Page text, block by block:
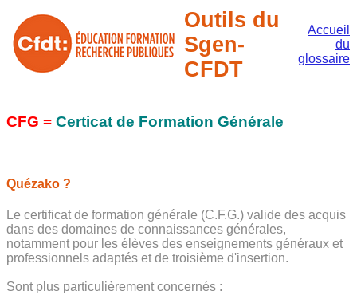
Outils du
Sgen-
CFDT
Accueil
du
glossaire
CFG = Certicat de Formation Générale
Quézako ?
Le certificat de formation générale (C.F.G.) valide des acquis
dans des domaines de connaissances générales,
notamment pour les élèves des enseignements généraux et
professionnels adaptés et de troisième d'insertion.
Sont plus particulièrement concernés :